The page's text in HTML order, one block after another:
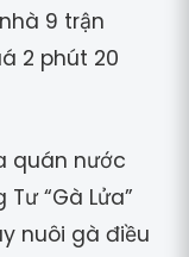
9 trận
2 phút 20
quán nước
“Gà Lửa”
nuôi gà điều